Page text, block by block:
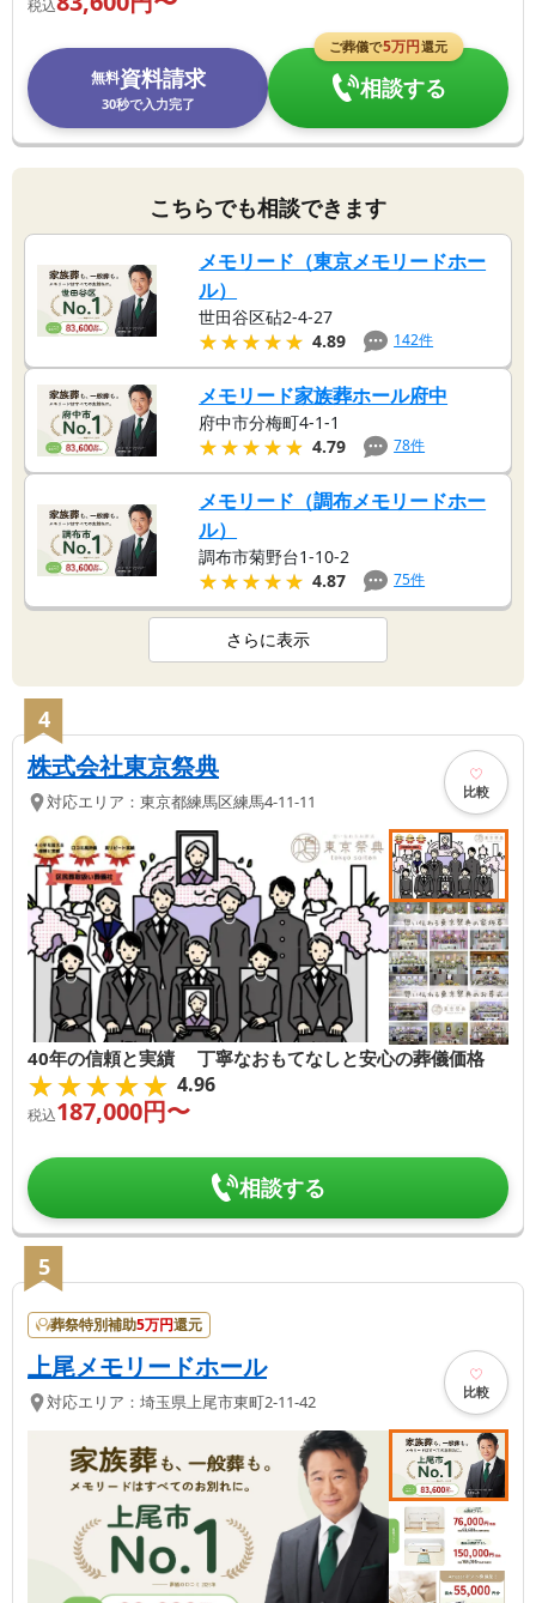
税込
無料資料請求
30秒で入力完了
ご葬儀で5万円還元
相談する
こちらでも相談できます
メモリード（東京メモリードホー
ル）
世田谷区砧2-4-27
★★★★★
★★★★★ 4.89 142件
メモリード家族葬ホール府中
府中市分梅町4-1-1
★★★★★
★★★★★ 4.79 78件
メモリード（調布メモリードホー
ル）
調布市菊野台1-10-2
★★★★★
★★★★★ 4.87 75件
さらに表示
4
株式会社東京祭典
対応エリア： 東京都練馬区練馬4-11-11 比較
40年の信頼と実績 丁寧なおもてなしと安心の葬儀価格
★★★★★
★★★★★ 4.96
税込187,000円〜
相談する
5
葬祭特別補助5万円還元
上尾メモリードホール
対応エリア： 埼玉県上尾市東町2-11-42 比較